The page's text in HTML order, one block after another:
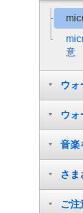
意
ウォ
ウォ
音楽
さま
ご注